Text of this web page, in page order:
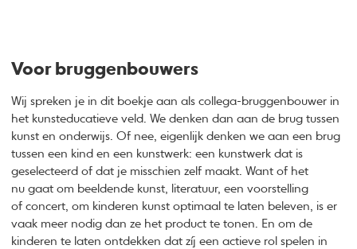
Voor bruggenbouwers
Wij spreken je in dit boekje aan als collega-bruggenbouwer in
het kunsteducatieve veld. We denken dan aan de brug tussen
kunst en onderwijs. Of nee, eigenlijk denken we aan een brug
tussen een kind en een kunstwerk: een kunstwerk dat is
geselecteerd of dat je misschien zelf maakt. Want of het
nu gaat om beeldende kunst, literatuur, een voorstelling
of concert, om kinderen kunst optimaal te laten beleven, is er
vaak meer nodig dan ze het product te tonen. En om de
kinderen te laten ontdekken dat zíj een actieve rol spelen in